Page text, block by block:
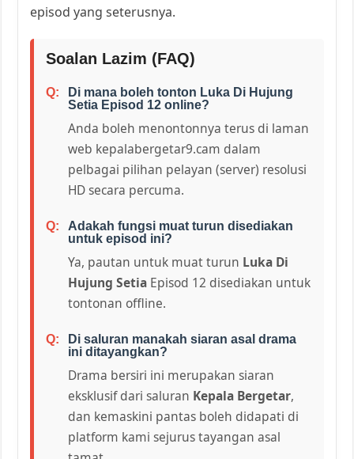
episod yang seterusnya.
Soalan Lazim (FAQ)
Di mana boleh tonton Luka Di Hujung
Setia Episod 12 online?
Anda boleh menontonnya terus di laman
web kepalabergetar9.cam dalam
pelbagai pilihan pelayan (server) resolusi
HD secara percuma.
Adakah fungsi muat turun disediakan
untuk episod ini?
Ya, pautan untuk muat turun Luka Di
Hujung Setia Episod 12 disediakan untuk
tontonan offline.
Di saluran manakah siaran asal drama
ini ditayangkan?
Drama bersiri ini merupakan siaran
eksklusif dari saluran Kepala Bergetar,
dan kemaskini pantas boleh didapati di
platform kami sejurus tayangan asal